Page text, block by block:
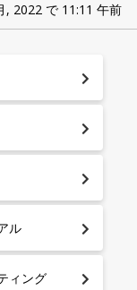
, 2022 で 11:11 午前
ル
ィング